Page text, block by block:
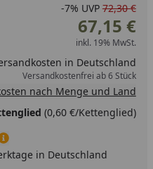
-7% UVP 72,30 €
67,15 €
inkl. 19% MwSt.
in Deutschland
Versandkostenfrei ab 6 Stück
nach Menge und Land
(0,60 €/Kettenglied)
in Deutschland